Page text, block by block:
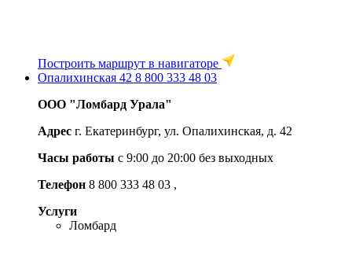
Построить маршрут в навигаторе
Опалихинская 42 8 800 333 48 03
ООО "Ломбард Урала"
Адрес г. Екатеринбург, ул. Опалихинская, д. 42
Часы работы c 9:00 до 20:00 без выходных
Телефон 8 800 333 48 03 ,
Услуги
Ломбард